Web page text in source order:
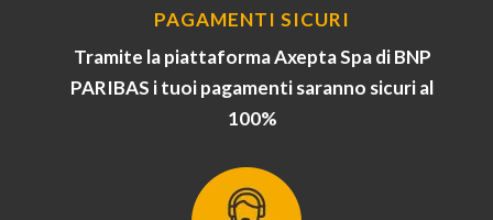
PAGAMENTI SICURI
Tramite la piattaforma Axepta Spa di BNP
PARIBAS i tuoi pagamenti saranno sicuri al
100%